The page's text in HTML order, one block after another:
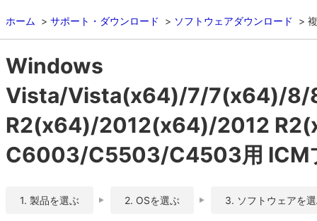
ホーム サポート・ダウンロード ソフトウェアダウンロード
Windows
Vista/Vista(x64)/7/7(x64)/
R2(x64)/2012(x64)/2012
C6003/C5503/C4503用 ICM
1. 製品を選ぶ 2. OSを選ぶ 3. ソフトウェアを